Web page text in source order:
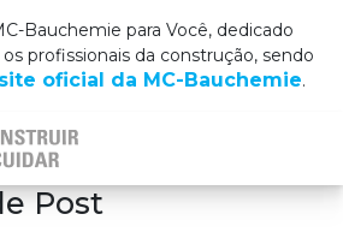
Bauchemie para Você, dedicado
profissionais da construção, sendo
site oficial da MC-Bauchemie.
Post